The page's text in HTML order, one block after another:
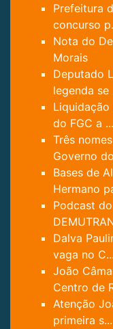
Prefeitura
concurso
Nota do
Morais
Deputado
legenda se
do FGC a ...
Três
Governo
Bases de
Hermano
Podcast
Dalva
vaga no C...
João
Centro de
Atenção
primeira s...